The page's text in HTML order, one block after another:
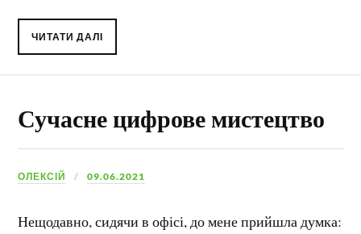
ЧИТАТИ ДАЛІ
Сучасне цифрове мистецтво
ОЛЕКСІЙ 09.06.2021
Нещодавно, сидячи в офісі, до мене прийшла думка: